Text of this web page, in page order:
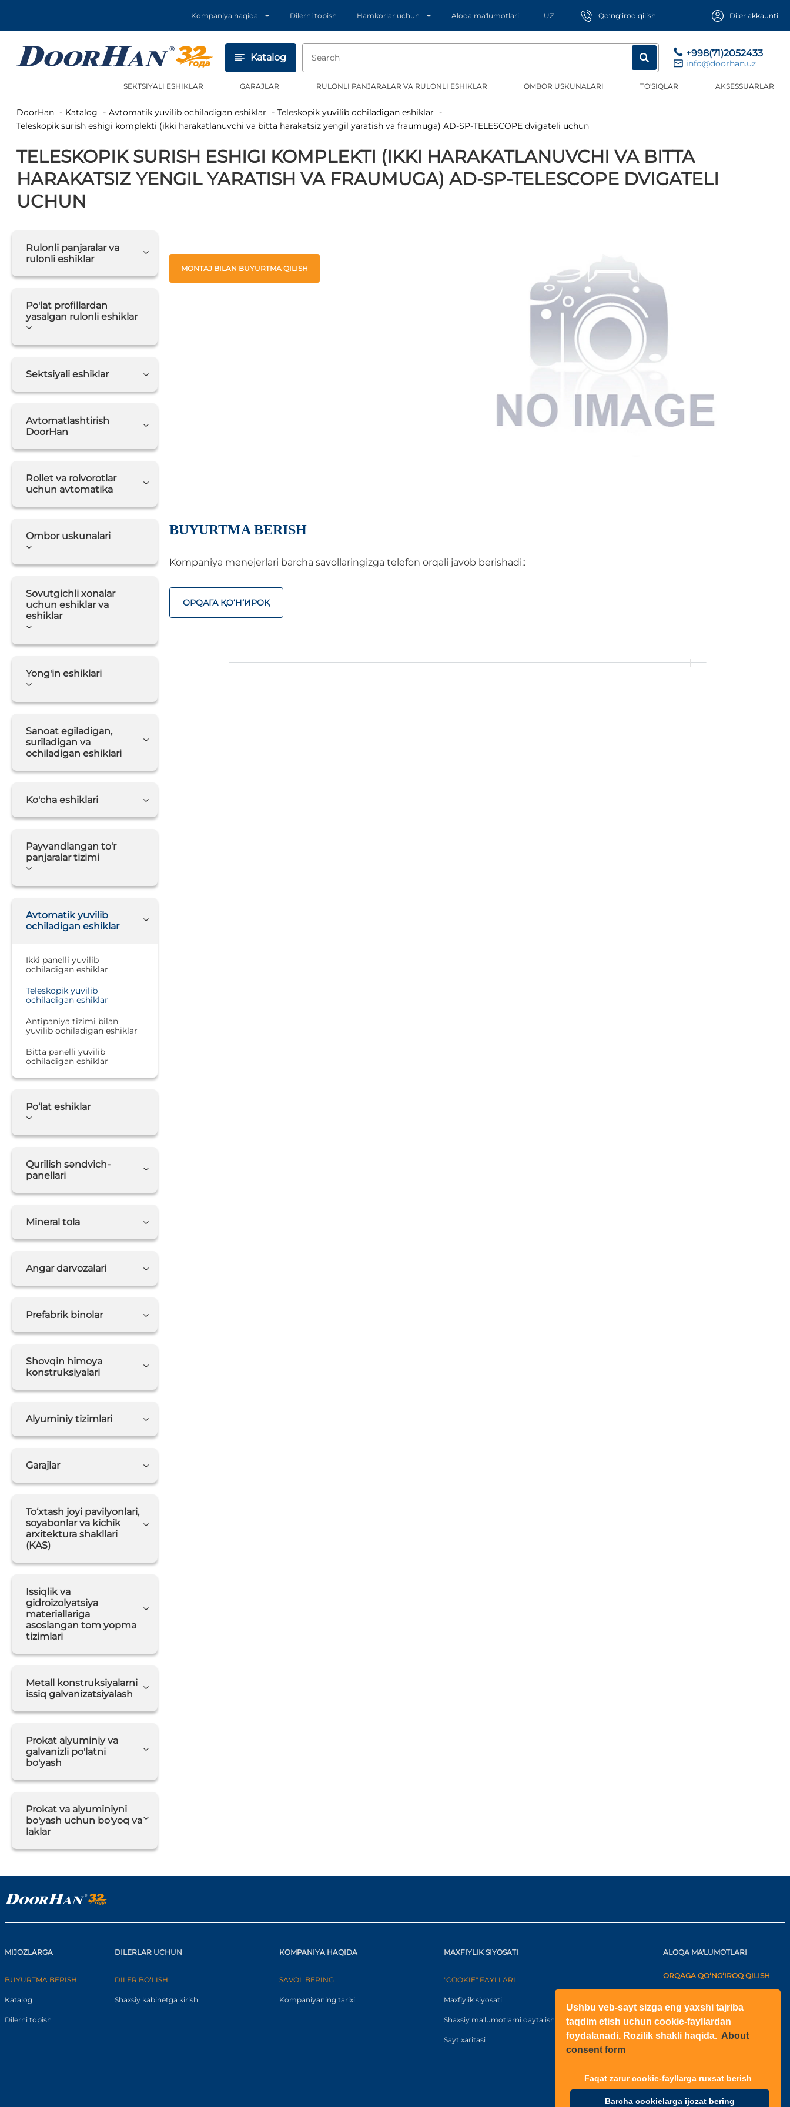
Ushbu veb-sayt sizga eng yaxshi tajriba
taqdim etish uchun cookie-fayllardan
foydalanadi. Rozilik shakli haqida. About
consent form
Faqat zarur cookie-fayllarga ruxsat berish
Barcha cookielarga ijozat bering
Kompaniya haqida Dilerni topish Hamkorlar uchun Aloqa ma'lumotlari UZ Qo‘ng‘iroq qilish Diler akkaunti
Katalog +998(71)2052433
info@doorhan.uz
SEKTSIYALI ESHIKLAR GARAJLAR RULONLI PANJARALAR VA RULONLI ESHIKLAR OMBOR USKUNALARI TO'SIQLAR AKSESSUARLAR
DoorHan Katalog Avtomatik yuvilib ochiladigan eshiklar
Teleskopik yuvilib ochiladigan eshiklar
Teleskopik surish eshigi komplekti (ikki harakatlanuvchi va bitta harakatsiz yengil yaratish va fraumuga) AD-SP-TELESCOPE dvigateli uchun
TELESKOPIK SURISH ESHIGI KOMPLEKTI (IKKI HARAKATLANUVCHI VA BITTA
HARAKATSIZ YENGIL YARATISH VA FRAUMUGA) AD-SP-TELESCOPE DVIGATELI
UCHUN
Rulonli panjaralar va
rulonli eshiklar
Po'lat profillardan
yasalgan rulonli eshiklar
Sektsiyali eshiklar
Avtomatlashtirish
DoorHan
Rollet va rolvorotlar
uchun avtomatika
Ombor uskunalari
Sovutgichli xonalar
uchun eshiklar va
eshiklar
Yong'in eshiklari
Sanoat egiladigan,
suriladigan va
ochiladigan eshiklari
Ko'cha eshiklari
Payvandlangan to'r
panjaralar tizimi
Avtomatik yuvilib
ochiladigan eshiklar
Ikki panelli yuvilib
ochiladigan eshiklar
Teleskopik yuvilib
ochiladigan eshiklar
Antipaniya tizimi bilan
yuvilib ochiladigan eshiklar
Bitta panelli yuvilib
ochiladigan eshiklar
Po‘lat eshiklar
Qurilish səndvich-
panellari
Mineral tola
Angar darvozalari
Prefabrik binolar
Shovqin himoya
konstruksiyalari
Alyuminiy tizimlari
Garajlar
To‘xtash joyi pavilyonlari,
soyabonlar va kichik
arxitektura shakllari
(KAS)
Issiqlik va
gidroizolyatsiya
materiallariga
asoslangan tom yopma
tizimlari
Metall konstruksiyalarni
issiq galvanizatsiyalash
Prokat alyuminiy va
galvanizli po'latni
bo'yash
Prokat va alyuminiyni
bo'yash uchun bo'yoq va
laklar
MONTAJ BILAN BUYURTMA QILISH
BUYURTMA BERISH
Kompaniya menejerlari barcha savollaringizga telefon orqali javob berishadi::
ОРQАГА ҚO‘Н‘ИРОҚ
MIJOZLARGA
BUYURTMA BERISH
Katalog
Dilerni topish
DILERLAR UCHUN
DILER BO‘LISH
Shaxsiy kabinetga kirish
KOMPANIYA HAQIDA
SAVOL BERING
Kompaniyaning tarixi
MAXFIYLIK SIYOSATI
"COOKIE" FAYLLARI
Maxfiylik siyosati
Shaxsiy ma'lumotlarni qayta ishlash bo‘yicha kelishuv
Sayt xaritasi
ALOQA MA'LUMOTLARI
ORQAGA QO‘NG‘IROQ QILISH
+998(71)2052422
O‘zbekiston
ko‘chasi, N6-1003 qurilish